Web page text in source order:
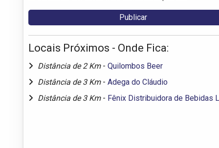
Locais Próximos - Onde Fica:
Distância de 2 Km - Quilombos Beer
Distância de 3 Km - Adega do Cláudio
Distância de 3 Km - Fênix Distribuidora de Bebidas